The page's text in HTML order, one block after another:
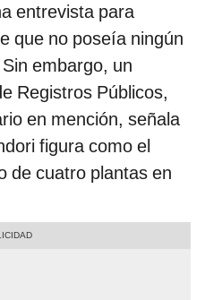
entrevista para
que no poseía ningún
embargo, un
Registros Públicos,
en mención, señala
figura como el
de cuatro plantas en